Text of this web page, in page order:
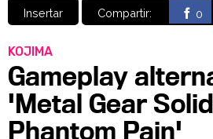
Insertar Compartir: 0
KOJIMA
Gameplay
'Metal Gear
Phantom Pain'